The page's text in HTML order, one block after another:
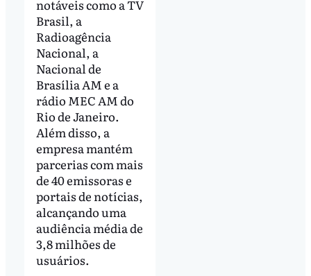
notáveis como a TV
Brasil, a
Radioagência
Nacional, a
Nacional de
Brasília AM e a
rádio MEC AM do
Rio de Janeiro.
Além disso, a
empresa mantém
parcerias com mais
de 40 emissoras e
portais de notícias,
alcançando uma
audiência média de
3,8 milhões de
usuários.